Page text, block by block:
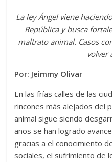
La ley Ángel viene
República y busca
maltrato animal. Casos
volver
Por: Jeimmy Olivar
En las frías calles de las
rincones más alejados del
animal sigue siendo
años se han logrado
gracias a el conocimiento
sociales, el sufrimiento de